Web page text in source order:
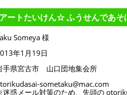
ートたいけん☆ ふうせんであそ
Someya 様
年1月19日
手県宮古市 山口団地集会所
sometaku@mac.com
惑メール対策のため、先頭の